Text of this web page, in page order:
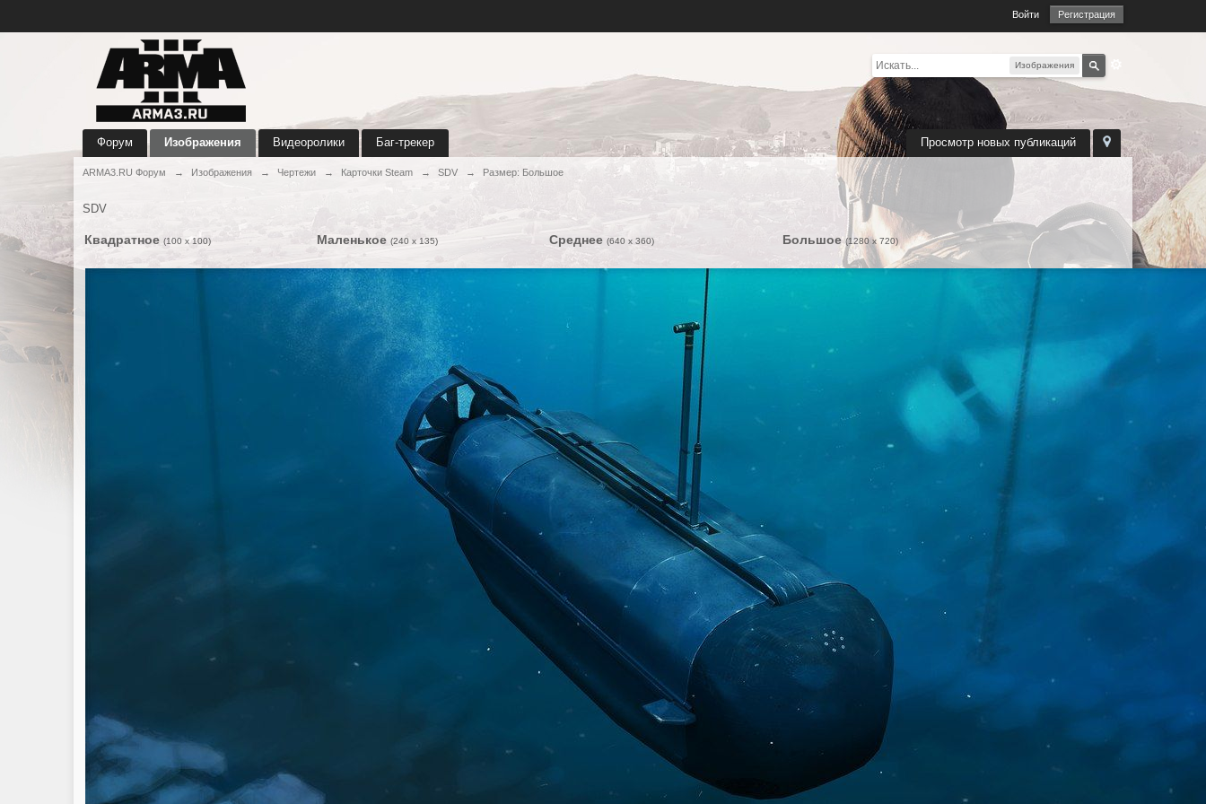
Войти Регистрация
Изображения
Просмотр новых публикаций
Форум Изображения Видеоролики Баг-трекер
ARMA3.RU Форум → Изображения → Чертежи → Карточки Steam → SDV → Размер: Большое
SDV
Квадратное (100 x 100) Маленькое (240 x 135) Среднее (640 x 360) Большое (1280 x 720)